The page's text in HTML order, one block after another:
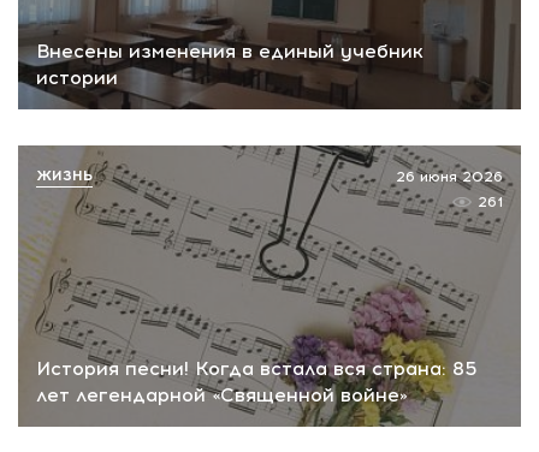
Внесены изменения в единый учебник
истории
История песни! Когда встала вся страна: 85
лет легендарной «Священной войне»
26 июня 2026
261
ЖИЗНЬ